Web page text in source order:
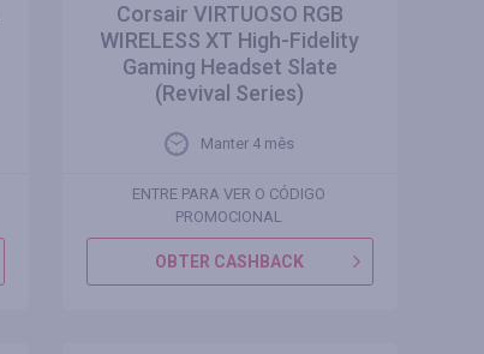
Corsair VIRTUOSO RGB
WIRELESS XT High-Fidelity
Gaming Headset Slate
(Revival Series)
Manter 4 mês
ENTRE PARA VER O CÓDIGO
PROMOCIONAL
OBTER CASHBACK